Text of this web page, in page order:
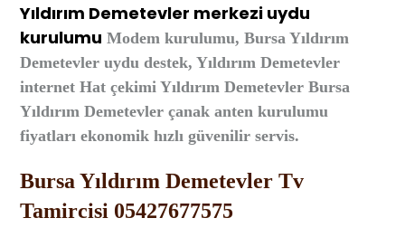
Yıldırım Demetevler merkezi uydu
kurulumu Modem kurulumu, Bursa Yıldırım
Demetevler uydu destek, Yıldırım Demetevler
internet Hat çekimi Yıldırım Demetevler Bursa
Yıldırım Demetevler çanak anten kurulumu
fiyatları ekonomik hızlı güvenilir servis.
Bursa Yıldırım Demetevler Tv
Tamircisi 05427677575